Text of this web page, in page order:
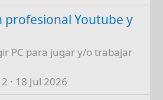
profesional Youtube y
PC para jugar y/o trabajar
2 18 Jul 2026